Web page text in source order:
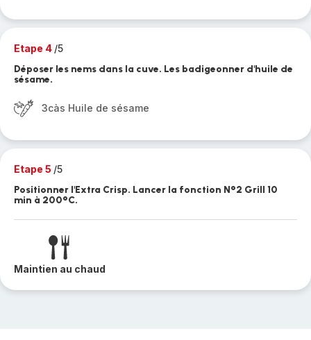
Etape 4 /5
Déposer les nems dans la cuve. Les badigeonner d'huile de
sésame.
3càs Huile de sésame
Etape 5 /5
Positionner l'Extra Crisp. Lancer la fonction N°2 Grill 10
min à 200°C.
Maintien au chaud